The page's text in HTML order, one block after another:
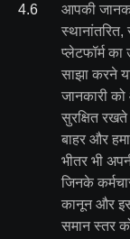
4.6
आपकी
प्लेटफॉर्म
साझा करने
जानकारी
सुरक्षित
बाहर और
भीतर भी
जिनके
कानून और इस
समान स्तर